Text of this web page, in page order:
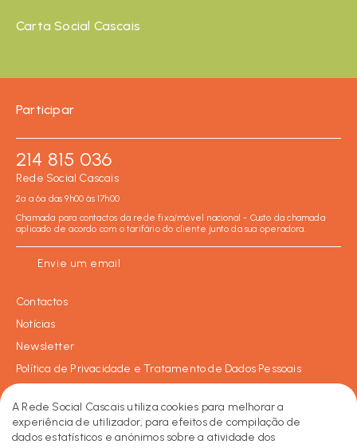
Carta Social Cascais
Participar
214 815 036
Rede Social Cascais
2ª a 6ª das 9h00 às 17h00
Chamada para contactos da rede fixa/móvel nacional - Custo da chamada
aplicado de acordo com o tarifário do cliente junto da sua operadora.
Envie um email
Contactos
Notícias
Newsletter
Política de Privacidade e Tratamento de Dados Pessoais
2026 © Rede Social de Cascais • Todos os direitos reservados.
Facebook
Instagram
LinkedIn
A Rede Social Cascais utiliza cookies para melhorar a
experiência de utilizador, para efeitos de compilação de
dados estatísticos e anónimos sobre a atividade dos